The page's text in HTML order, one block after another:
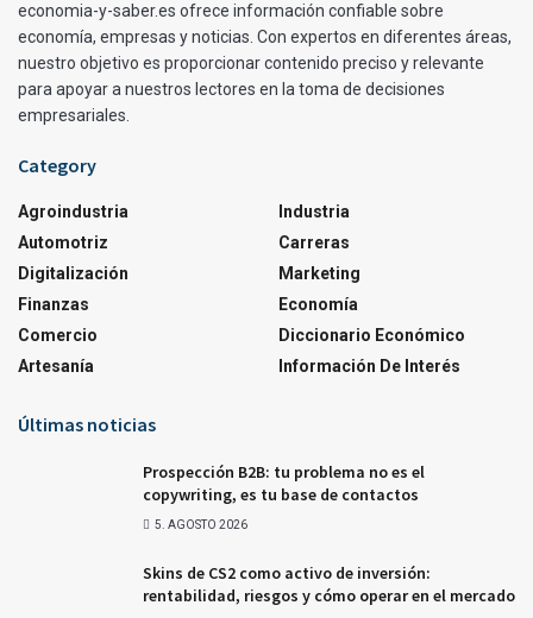
economia-y-saber.es ofrece información confiable sobre
economía, empresas y noticias. Con expertos en diferentes áreas,
nuestro objetivo es proporcionar contenido preciso y relevante
para apoyar a nuestros lectores en la toma de decisiones
empresariales.
Category
Agroindustria
Automotriz
Digitalización
Finanzas
Comercio
Artesanía
Industria
Carreras
Marketing
Economía
Diccionario Económico
Información De Interés
Últimas noticias
Prospección B2B: tu problema no es el
copywriting, es tu base de contactos
5. AGOSTO 2026
Skins de CS2 como activo de inversión:
rentabilidad, riesgos y cómo operar en el mercado